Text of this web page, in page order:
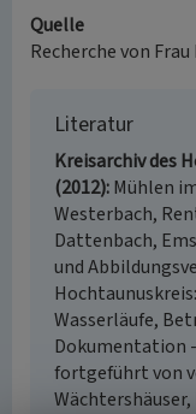
Quelle
Recherche von
Literatur
Kreisarchiv des
(2012) Mühlen
Westerbach,
Dattenbach,
und
Wasserläufe,
Dokumentation
fortgeführt von
Wächtershäuser,